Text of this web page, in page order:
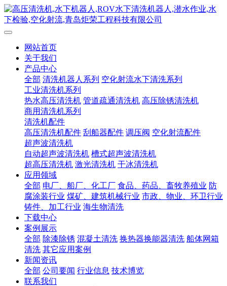
网站首页
关于我们
产品中心
全部 清洗机器人系列 空化射流水下清洗系列
工业清洗机系列
热水高压清洗机 管道疏通清洗机 高压除锈清洗机
商用清洗机系列
清洗机配件
高压清洗机配件 刮船器配件 调压阀 空化射流配件
超声波清洗机
自动超声波清洗机 槽式超声波清洗机
超高压清洗机 激光清洗机 干冰清洗机
应用领域
全部 电厂、船厂、化工厂 食品、药品、畜牧养殖业 防
腐涂装行业 煤矿、建筑机械行业 市政、物业、环卫行业
铸件、加工行业 海生物清洗
下载中心
案例展示
全部 除漆除锈 混凝土清洗 换热器换能器清洗 船体网箱
清洗 其它应用案例
新闻资讯
全部 公司要闻 行业信息 技术博览
联系我们